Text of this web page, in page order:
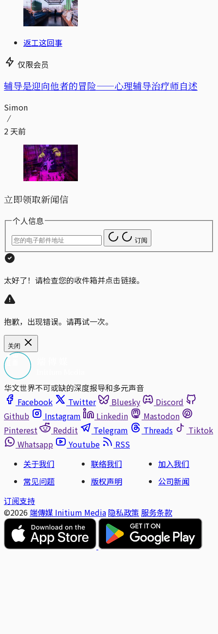
返工这回事
仅限会员
辅导是迎向他者的冒险——心理辅导治疗师自述
Simon
2 天前
立即领取新闻信
个人信息
订阅
太好了！请检查您的收件箱并点击链接。
抱歉，出现错误。请再试一次。
关闭
华文世界不可或缺的深度报导和多元声音
Facebook
Twitter Bluesky
Discord
Github
Instagram Linkedin
Mastodon
Pinterest
Reddit Telegram Threads
Tiktok
Whatsapp
Youtube
RSS
关于我们
联络我们
加入我们
常见问题
版权声明
公司新闻
订阅支持
©2026 端傳媒 Initium Media 隐私政策 服务条款